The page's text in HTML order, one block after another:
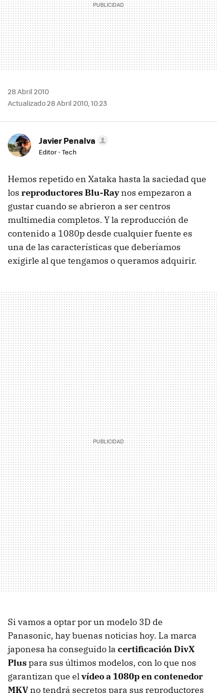
28 Abril 2010
Actualizado 28 Abril 2010, 10:23
Javier Penalva
Editor - Tech
Hemos repetido en Xataka hasta la saciedad que
los reproductores Blu-Raynos empezaron a
gustar cuando se abrieron a ser centros
multimedia completos. Y la reproducción de
contenido a 1080p desde cualquier fuente es
una de las características que deberíamos
exigirle al que tengamos o queramos adquirir.
Si vamos a optar por un modelo 3D de
Panasonic, hay buenas noticias hoy. La marca
japonesa ha conseguido la certificación DivX
Pluspara sus últimos modelos, con lo que nos
garantizan que elvídeo a 1080p en contenedor
MKVno tendrá secretos para sus reproductores